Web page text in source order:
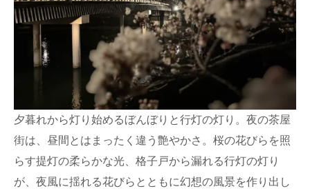
夕暮れから灯り始めるぼんぼりと行灯の灯り。夜の茶屋
街は、昼間とはまったく違う艶やかさ。桜の花びらを照
らす提灯の柔らかな光、格子戸から漏れる行灯の灯り
が、夜風に揺れる花びらとともに幻想の風景を作り出し